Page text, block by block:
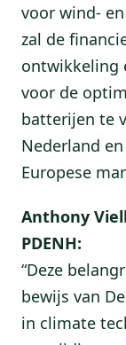
voor wind-
zal de
ontwikkeling
voor de
batterijen te
Nederland
Europese
Anthony
PDENH:
“Deze
bewijs van
in climate